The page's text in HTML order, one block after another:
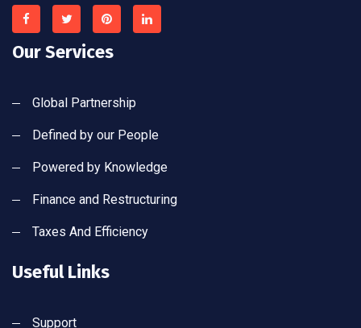
Our Services
Global Partnership
Defined by our People
Powered by Knowledge
Finance and Restructuring
Taxes And Efficiency
Useful Links
Support